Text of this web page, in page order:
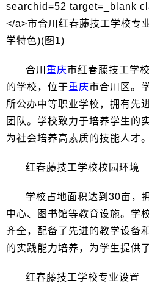
合川 重庆市红春藤技工学
的学校，位于重庆市合川区。
所公办中等职业学校，拥有先
团队。学校致力于培养学生的
为社会培养高素质的技能人才。
红春藤技工学校校园环境
学校占地面积达到30亩，
中心、图书馆等教育设施。学
齐全，配备了先进的教学设备
的实践能力培养，为学生提供
红春藤技工学校专业设置